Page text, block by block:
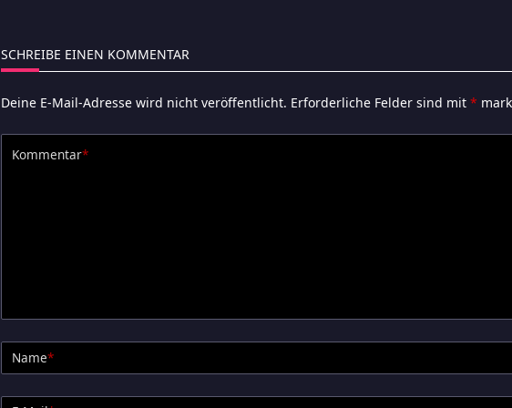
SCHREIBE EINEN KOMMENTAR
Deine E-Mail-Adresse wird nicht veröffentlicht. Erforderliche Felder sind mit *
Kommentar*
Name*